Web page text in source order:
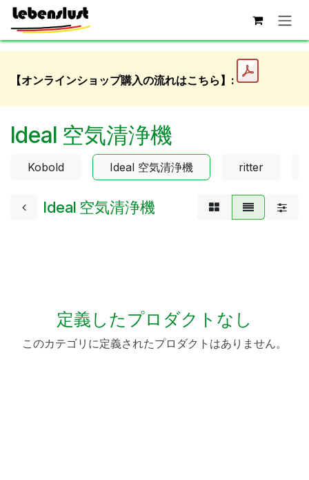
コンテンツへスキップ
【オンラインショップ購入の流れはこちら】:
Ideal 空気清浄機
Kobold Ideal 空気清浄機 ritter
Ideal 空気清浄機
定義したプロダクトなし
このカテゴリに定義されたプロダクトはありません。